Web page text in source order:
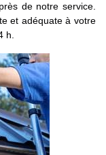
de notre service.
et adéquate à votre
h.